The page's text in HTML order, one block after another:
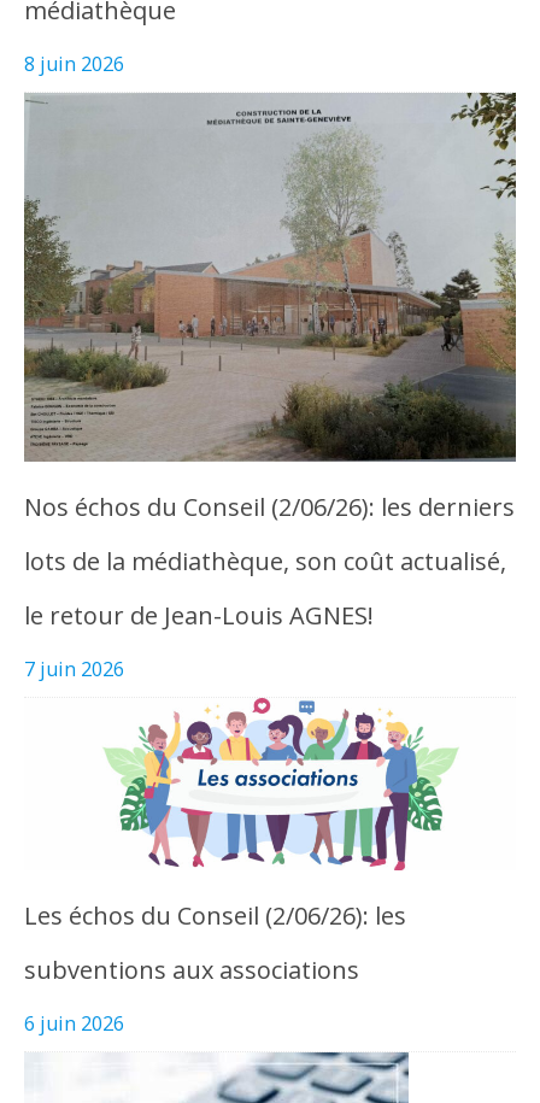
médiathèque
8 juin 2026
Nos échos du Conseil (2/06/26): les derniers
lots de la médiathèque, son coût actualisé,
le retour de Jean-Louis AGNES!
7 juin 2026
Les échos du Conseil (2/06/26): les
subventions aux associations
6 juin 2026